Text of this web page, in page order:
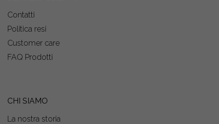
Contatti
Politica resi
Customer care
FAQ Prodotti
CHI SIAMO
La nostra storia